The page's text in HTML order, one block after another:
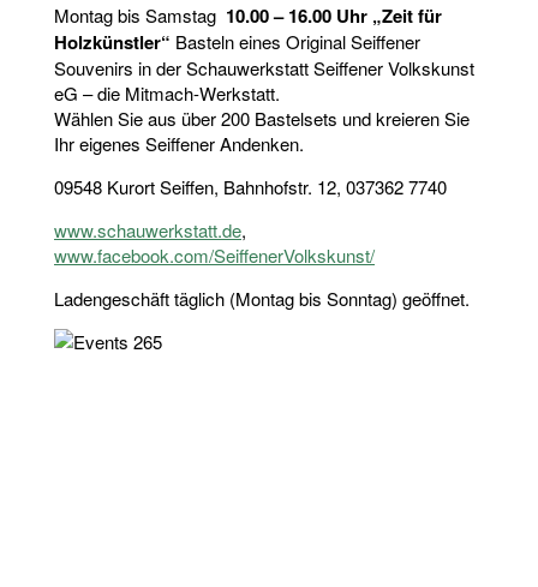
Montag bis Samstag 10.00 – 16.00 Uhr „Zeit für
Holzkünstler“ Basteln eines Original Seiffener
Souvenirs in der Schauwerkstatt Seiffener Volkskunst
eG – die Mitmach-Werkstatt.
Wählen Sie aus über 200 Bastelsets und kreieren Sie
Ihr eigenes Seiffener Andenken.
09548 Kurort Seiffen, Bahnhofstr. 12, 037362 7740
www.schauwerkstatt.de,
www.facebook.com/SeiffenerVolkskunst/
Ladengeschäft täglich (Montag bis Sonntag) geöffnet.